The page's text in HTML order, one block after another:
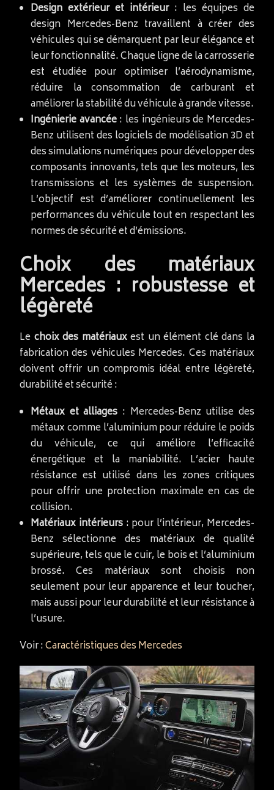
Design extérieur et intérieur: les équipes de
design Mercedes-Benz travaillent à créer des
véhicules qui se démarquent par leur élégance et
leur fonctionnalité. Chaque ligne de la carrosserie
est étudiée pour optimiser l’aérodynamisme,
réduire la consommation de carburant et
améliorer la stabilité du véhicule à grande vitesse.
Ingénierie avancée: les ingénieurs de Mercedes-
Benz utilisent des logiciels de modélisation 3D et
des simulations numériques pour développer des
composants innovants, tels que les moteurs, les
transmissions et les systèmes de suspension.
L’objectif est d’améliorer continuellement les
performances du véhicule tout en respectant les
normes de sécurité et d’émissions.
Choix des matériaux
Mercedes : robustesse et
légèreté
Le choix des matériauxest un élément clé dans la
fabrication des véhicules Mercedes. Ces matériaux
doivent offrir un compromis idéal entre légèreté,
durabilité et sécurité :
Métaux et alliages : Mercedes-Benz utilise des
métaux comme l’aluminium pour réduire le poids
du véhicule, ce qui améliore l’efficacité
énergétique et la maniabilité. L’acier haute
résistance est utilisé dans les zones critiques
pour offrir une protection maximale en cas de
collision.
Matériaux intérieurs: pour l’intérieur, Mercedes-
Benz sélectionne des matériaux de qualité
supérieure, tels que le cuir, le bois et l’aluminium
brossé. Ces matériaux sont choisis non
seulement pour leur apparence et leur toucher,
mais aussi pour leur durabilité et leur résistance à
l’usure.
Voir :Caractéristiques des Mercedes